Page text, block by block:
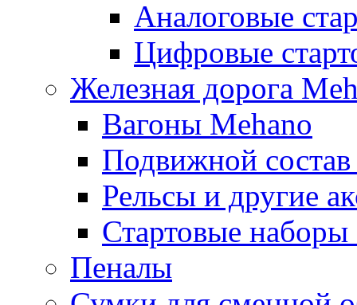
Аналоговые
Цифровые
Железная дорога
Вагоны Mehano
Подвижной
Рельсы и другие
Стартовые
Пеналы